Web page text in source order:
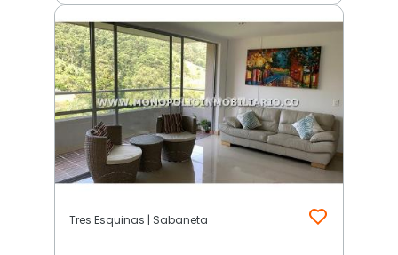
Tres Esquinas | Sabaneta